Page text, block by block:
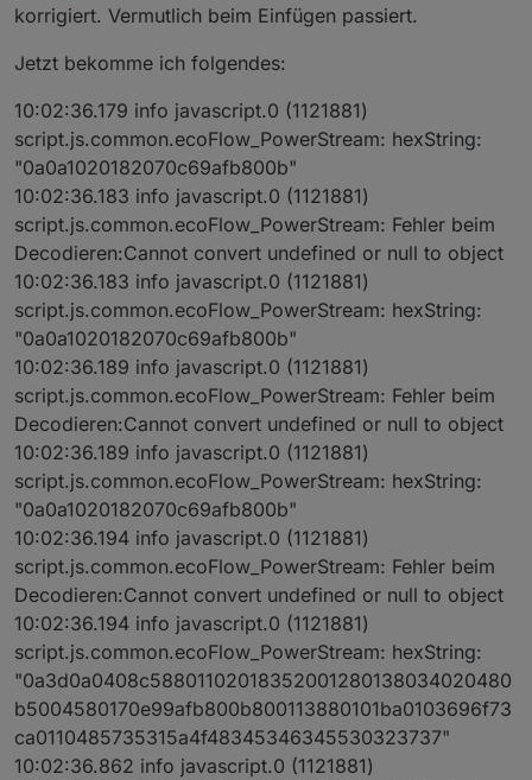
korrigiert. Vermutlich beim Einfügen passiert.
Jetzt bekomme ich folgendes:
10:02:36.179 info javascript.0 (1121881)
script.js.common.ecoFlow_PowerStream: hexString:
"0a0a1020182070c69afb800b"
10:02:36.183 info javascript.0 (1121881)
script.js.common.ecoFlow_PowerStream: Fehler beim
Decodieren:Cannot convert undefined or null to object
10:02:36.183 info javascript.0 (1121881)
script.js.common.ecoFlow_PowerStream: hexString:
"0a0a1020182070c69afb800b"
10:02:36.189 info javascript.0 (1121881)
script.js.common.ecoFlow_PowerStream: Fehler beim
Decodieren:Cannot convert undefined or null to object
10:02:36.189 info javascript.0 (1121881)
script.js.common.ecoFlow_PowerStream: hexString:
"0a0a1020182070c69afb800b"
10:02:36.194 info javascript.0 (1121881)
script.js.common.ecoFlow_PowerStream: Fehler beim
Decodieren:Cannot convert undefined or null to object
10:02:36.194 info javascript.0 (1121881)
script.js.common.ecoFlow_PowerStream: hexString:
"0a3d0a0408c58801102018352001280138034020480
b5004580170e99afb800b800113880101ba0103696f73
ca0110485735315a4f48345346345530323737"
10:02:36.862 info javascript.0 (1121881)